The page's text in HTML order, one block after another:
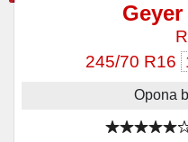
245/70 R16
Opona